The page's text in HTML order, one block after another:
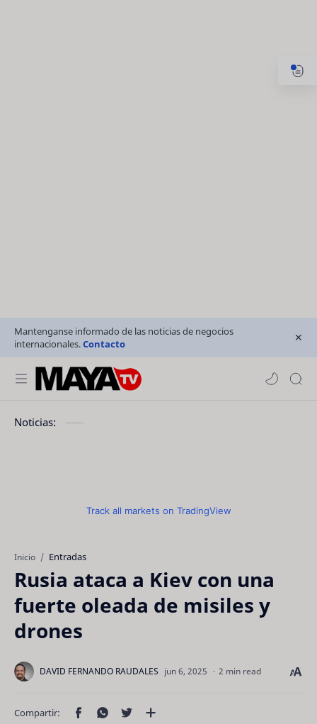
Mantenganse informado de las noticias de negocios
internacionales.Contacto
Noticias:
Track all markets on TradingView
Inicio Entradas
Rusia ataca a Kiev con una
fuerte oleada de misiles y
drones
2 min read